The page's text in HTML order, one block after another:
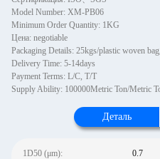
Model Number: XM-PB06
Minimum Order Quantity: 1KG
Цена: negotiable
Delivery Time: 5-14days
Payment Terms: L/C, T/T
Supply Ability: 100000Metric Ton/Metric
Деталь
1D50 (μm): 0.7